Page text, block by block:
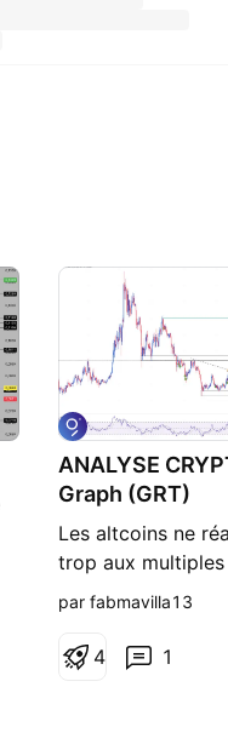
ANALYSE
Graph (GRT)
Les altcoins ne
trop aux multiples
prendre une
par fabmavilla13
1
4